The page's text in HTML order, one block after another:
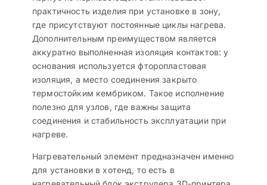
практичность изделия при установке в зону,
где присутствуют постоянные циклы нагрева.
Дополнительным преимуществом является
аккуратно выполненная изоляция контактов: у
основания используется фторопластовая
изоляция, а место соединения закрыто
термостойким кембриком. Такое исполнение
полезно для узлов, где важны защита
соединения и стабильность эксплуатации при
нагреве.
Нагревательный элемент предназначен именно
для установки в хотенд, то есть в